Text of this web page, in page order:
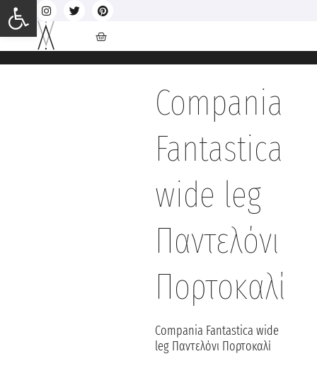
Compania
Fantastica
wide leg
Παντελόνι
Πορτοκαλί
Compania Fantastica wide
leg Παντελόνι Πορτοκαλί
Ανοίξτε τη γραμμή εργαλείων